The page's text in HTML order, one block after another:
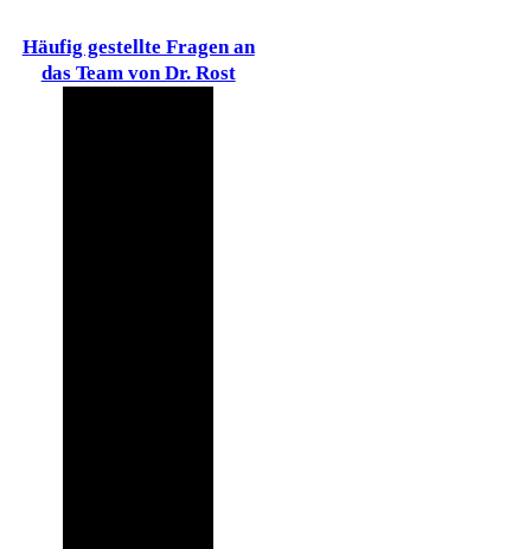
Häufig gestellte Fragen an
das Team von Dr. Rost